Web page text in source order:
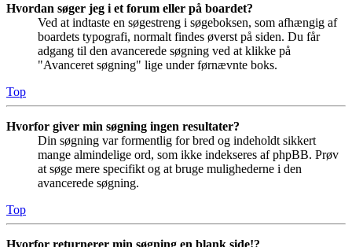
Hvordan søger jeg i et forum eller på boardet?
Ved at indtaste en søgestreng i søgeboksen, som afhængig af
boardets typografi, normalt findes øverst på siden. Du får
adgang til den avancerede søgning ved at klikke på
"Avanceret søgning" lige under førnævnte boks.
Top
Hvorfor giver min søgning ingen resultater?
Din søgning var formentlig for bred og indeholdt sikkert
mange almindelige ord, som ikke indekseres af phpBB. Prøv
at søge mere specifikt og at bruge mulighederne i den
avancerede søgning.
Top
Hvorfor returnerer min søgning en blank side!?